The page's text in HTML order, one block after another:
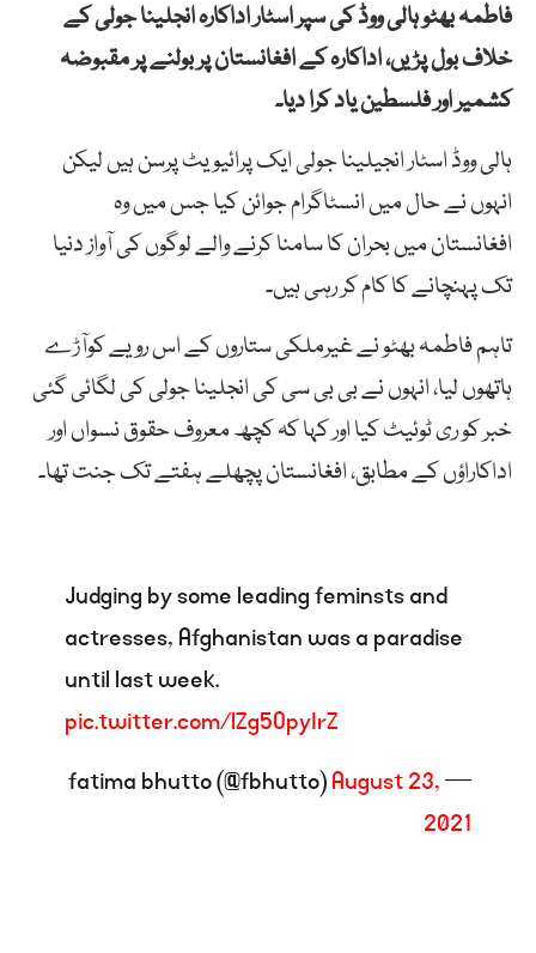
فاطمہ بھٹو ہالی ووڈ کی سپر اسٹار اداکارہ انجلینا جولی کے
خلاف بول پڑیں، اداکارہ کے افغانستان پر بولنے پر مقبوضہ
کشمیر اور فلسطین یاد کرا دیا۔
ہالی ووڈ اسٹار انجیلینا جولی ایک پرائیویٹ پرسن ہیں لیکن
انہوں نے حال میں انسٹاگرام جوائن کیا جس میں وہ
افغانستان میں بحران کا سامنا کرنے والے لوگوں کی آواز دنیا
تک پہنچانے کا کام کر رہی ہیں۔
تاہم فاطمہ بھٹو نے غیرملکی ستاروں کے اس رویے کوآڑے
ہاتھوں لیا، انہوں نے بی بی سی کی انجلینا جولی کی لگائی گئی
خبر کو ری ٹوئیٹ کیا اور کہا کہ کچھ معروف حقوق نسواں اور
اداکاراؤں کے مطابق، افغانستان پچھلے ہفتے تک جنت تھا۔
Judging by some leading feminsts and
actresses, Afghanistan was a paradise
until last week.
pic.twitter.com/lZg5OpyIrZ
— fatima bhutto (@fbhutto)
August 23,
2021